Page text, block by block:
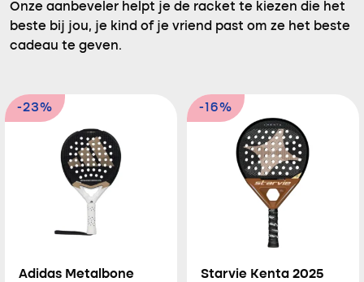
Onze aanbeveler helpt je de racket te kiezen die het
beste bij jou, je kind of je vriend past om ze het beste
cadeau te geven.
-23%
Adidas Metalbone
-16%
Starvie Kenta 2025